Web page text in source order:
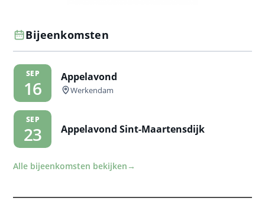
Bijeenkomsten
SEP
16
Appelavond
Werkendam
SEP
23 Appelavond Sint-Maartensdijk
Alle bijeenkomsten bekijken →